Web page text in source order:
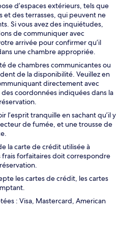
d’espaces extérieurs, tels que
et des terrasses, qui peuvent ne
Si vous avez des inquiétudes,
de communiquer avec
arrivée pour confirmer qu’il
une chambre appropriée.
de chambres communicantes ou
de la disponibilité. Veuillez en
directement avec
des coordonnées indiquées dans la
l’esprit tranquille en sachant qu’il y
de fumée, et une trousse de
la carte de crédit utilisée à
frais forfaitaires doit correspondre
les cartes de crédit, les cartes
: Visa, Mastercard, American